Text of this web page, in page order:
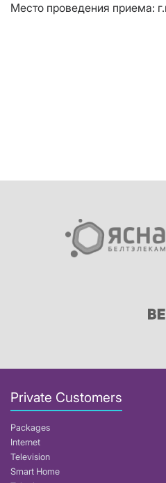
Место проведения приема:
Private Customers
Packages
Internet
Television
Smart Home